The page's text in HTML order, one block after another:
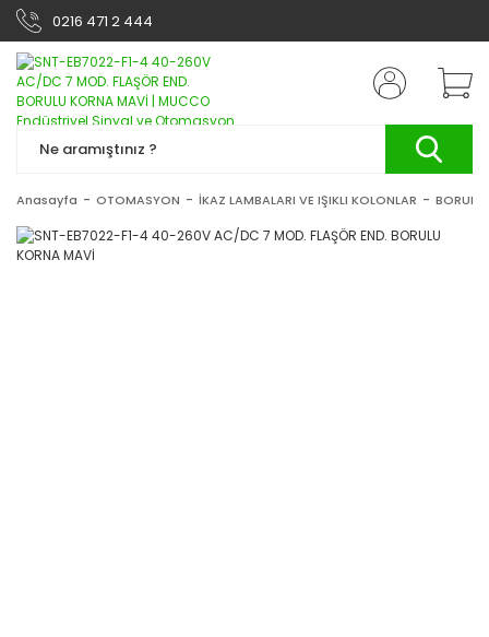
0216 471 2 444
Anasayfa OTOMASYON İKAZ LAMBALARI VE IŞIKLI KOLONLAR BORULU